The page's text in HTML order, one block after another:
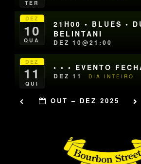
TER
DEZ
10
QUA
21H00 • BLUES •
BELINTANI
DEZ 10@21:00
DEZ
11
QUI
• • • EVENTO
DEZ 11 DIA INTEIRO
OUT – DEZ 2025